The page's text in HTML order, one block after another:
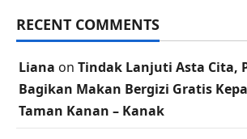
RECENT COMMENTS
Liana on Tindak Lanjuti Asta Cita,
Bagikan Makan Bergizi Gratis
Taman Kanan – Kanak